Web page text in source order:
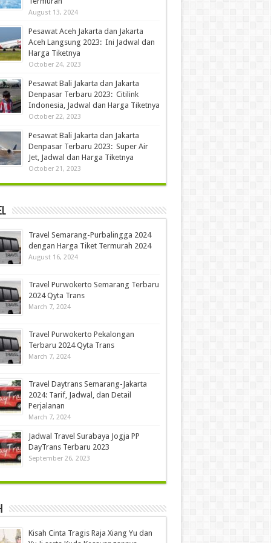
August 13, 2024
Pesawat Aceh Jakarta dan Jakarta
Aceh Langsung 2023: Ini Jadwal dan
Harga Tiketnya
October 24, 2023
Pesawat Bali Jakarta dan Jakarta
Denpasar Terbaru 2023: Citilink
Indonesia, Jadwal dan Harga Tiketnya
October 22, 2023
Pesawat Bali Jakarta dan Jakarta
Denpasar Terbaru 2023: Super Air
Jet, Jadwal dan Harga Tiketnya
October 21, 2023
Travel Semarang-Purbalingga 2024
dengan Harga Tiket Termurah 2024
August 16, 2024
Travel Purwokerto Semarang Terbaru
2024 Qyta Trans
March 7, 2024
Travel Purwokerto Pekalongan
Terbaru 2024 Qyta Trans
March 7, 2024
Travel Daytrans Semarang-Jakarta
2024: Tarif, Jadwal, dan Detail
Perjalanan
March 7, 2024
Jadwal Travel Surabaya Jogja PP
DayTrans Terbaru 2023
September 26, 2023
Kisah Cinta Tragis Raja Xiang Yu dan